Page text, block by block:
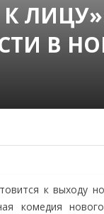
В
к выходу
комедия